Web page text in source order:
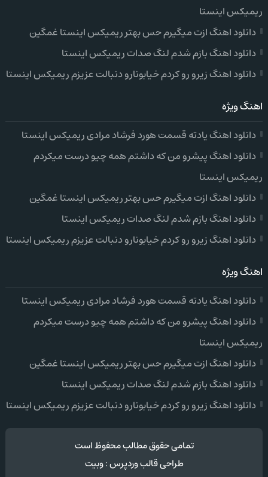
ریمیکس اینستا
دانلود اهنگ ازت میگیرم حس بهتر ریمیکس اینستا غمگین
دانلود اهنگ بازم شدم لنگ صدات ریمیکس اینستا
دانلود اهنگ زیرو رو کردم خیابونارو دنبالت عزیزم ریمیکس اینستا
اهنگ ویژه
دانلود اهنگ یادته قسمت هورد فرشاد مرادی ریمیکس اینستا
دانلود اهنگ پیشرو من که داشتم همه چیو درست میکردم
ریمیکس اینستا
دانلود اهنگ ازت میگیرم حس بهتر ریمیکس اینستا غمگین
دانلود اهنگ بازم شدم لنگ صدات ریمیکس اینستا
دانلود اهنگ زیرو رو کردم خیابونارو دنبالت عزیزم ریمیکس اینستا
اهنگ ویژه
دانلود اهنگ یادته قسمت هورد فرشاد مرادی ریمیکس اینستا
دانلود اهنگ پیشرو من که داشتم همه چیو درست میکردم
ریمیکس اینستا
دانلود اهنگ ازت میگیرم حس بهتر ریمیکس اینستا غمگین
دانلود اهنگ بازم شدم لنگ صدات ریمیکس اینستا
دانلود اهنگ زیرو رو کردم خیابونارو دنبالت عزیزم ریمیکس اینستا
تمامی حقوق مطالب محفوظ است
طراحی قالب وردپرس:وبیت